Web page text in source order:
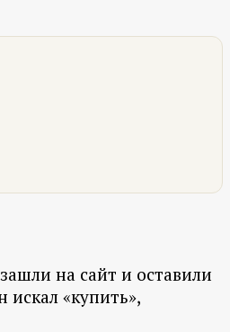
на сайт и оставили
«купить»,